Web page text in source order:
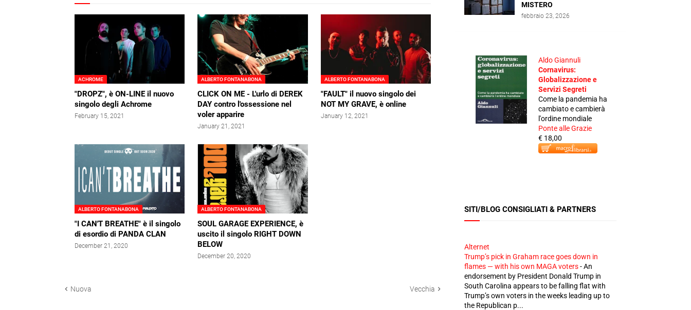
ACHROME
"DROPZ", è ON-LINE il nuovo
singolo degli Achrome
February 15, 2021
ALBERTO FONTANABONA
CLICK ON ME - L'urlo di DEREK
DAY contro l'ossessione nel
voler apparire
January 21, 2021
ALBERTO FONTANABONA
"FAULT" il nuovo singolo dei
NOT MY GRAVE, è online
January 12, 2021
ALBERTO FONTANABONA
"I CAN'T BREATHE" è il singolo
di esordio di PANDA CLAN
December 21, 2020
ALBERTO FONTANABONA
SOUL GARAGE EXPERIENCE, è
uscito il singolo RIGHT DOWN
BELOW
December 20, 2020
Nuova Vecchia
MISTERO
febbraio 23, 2026
Aldo Giannuli
Cornavirus:
Globalizzazione e
Servizi Segreti
Come la pandemia ha
cambiato e cambierà
l'ordine mondiale
Ponte alle Grazie
€ 18,00
SITI/BLOG CONSIGLIATI & PARTNERS
Alternet
Trump’s pick in Graham race goes down in
flames — with his own MAGA voters-An
endorsement by President Donald Trump in
South Carolina appears to be falling flat with
Trump’s own voters in the weeks leading up to
the Republican p...